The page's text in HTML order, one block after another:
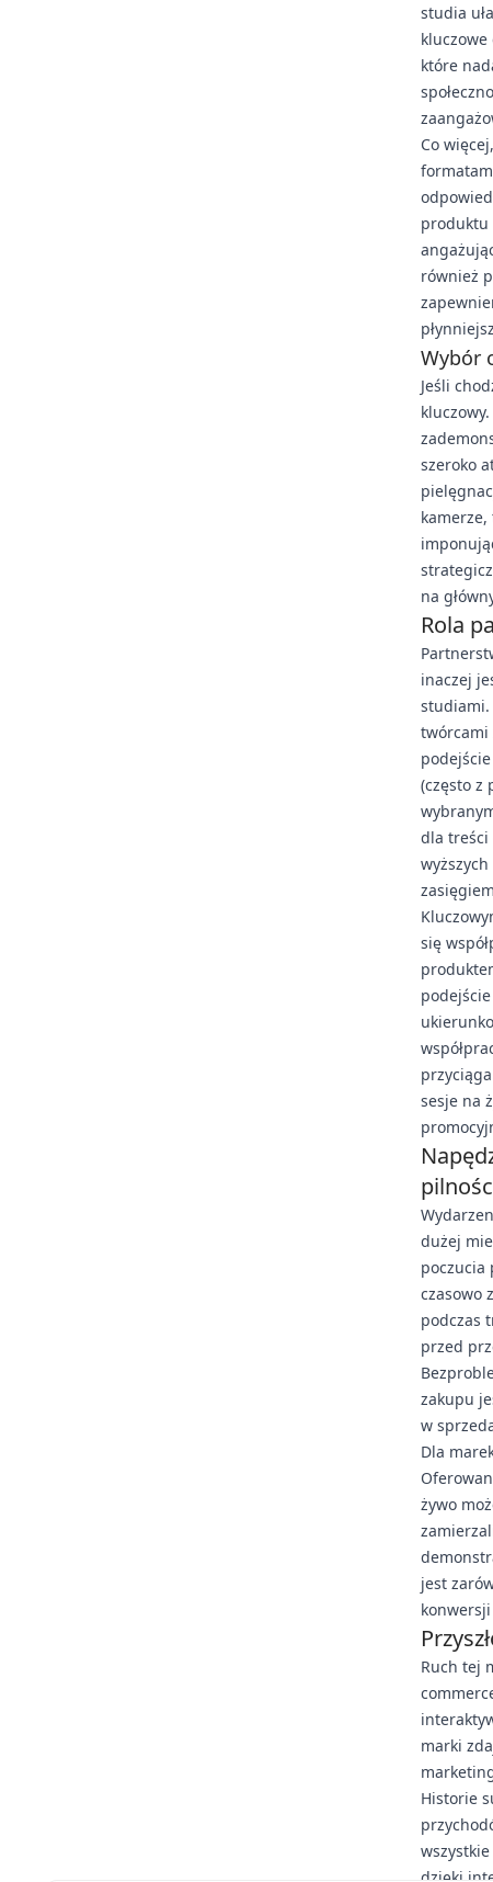
studia
które
Co
produktu
również
Wybór
Jeśli
szeroko
na
Rola
inaczej
studiami.
twórcami
(często z
dla treści
się
sesje na
dużej
poczucia
czasowo
podczas
przed
zakupu
w
Dla
żywo
jest
Ruch tej
marki
Historie
dzięki